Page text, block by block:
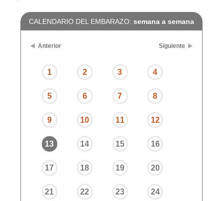
CALENDARIO DEL EMBARAZO: semana a semana
Anterior Siguiente
1 2 3 4
5 6 7 8
9 10 11 12
13 14 15 16
17 18 19 20
21 22 23 24